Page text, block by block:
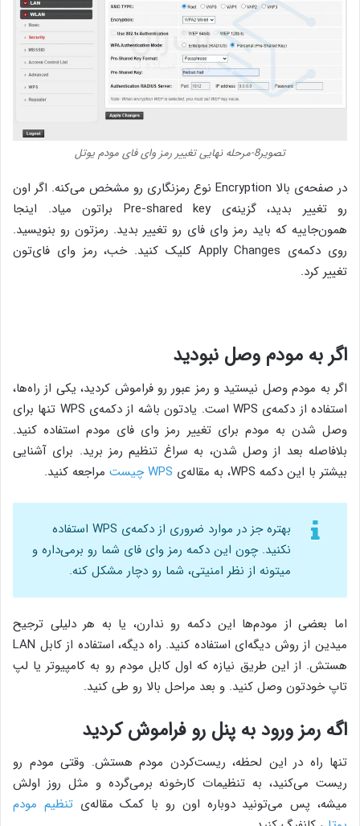
تصویر8-مرحله نهایی تغییر رمز وای فای مودم یوتل
در صفحه‌ی بالا Encryption نوع رمزنگاری رو مشخص می‌کنه. اگر اون
رو تغییر بدید، گزینه‌ی Pre-shared key براتون میاد. اینجا
همون‌جاییه که باید رمز وای‌ فای رو تغییر بدید. رمزتون رو بنویسید.
روی دکمه‌ی Apply Changes کلیک کنید. خب، رمز وای فای‌تون
تغییر کرد.
اگر به مودم وصل نبودید
اگر به مودم وصل نیستید و رمز عبور رو فراموش کردید، یکی از راه‌ها،
استفاده از دکمه‌ی WPS است. یادتون باشه از دکمه‌ی WPS تنها برای
وصل شدن به مودم برای تغییر رمز وای فای مودم استفاده کنید.
بلافاصله بعد از وصل شدن، به سراغ تنظیم رمز برید. برای آشنایی
بیشتر با این دکمه WPS، به مقاله‌ی
WPS چیست مراجعه کنید.
بهتره جز در موارد ضروری از دکمه‌ی WPS استفاده
نکنید. چون این دکمه رمز وای فای شما رو برمی‌داره و
میتونه از نظر امنیتی، شما رو دچار مشکل کنه.
اما بعضی از مودم‌ها این دکمه رو ندارن، یا به هر دلیلی ترجیح
میدین از روش دیگه‌ای استفاده کنید. راه دیگه، استفاده از کابل LAN
هستش. از این طریق نیازه که اول کابل مودم رو به کامپیوتر یا لپ
تاپ خودتون وصل کنید. و بعد مراحل بالا رو طی کنید.
اگه رمز ورود به پنل رو فراموش کردید
تنها راه در این لحظه، ریست‌کردن مودم هستش. وقتی مودم رو
ریست می‌کنید، به تنظیمات کارخونه برمی‌گرده و مثل روز اولش
میشه، پس می‌تونید دوباره اون رو با کمک مقاله‌ی تنظیم مودم